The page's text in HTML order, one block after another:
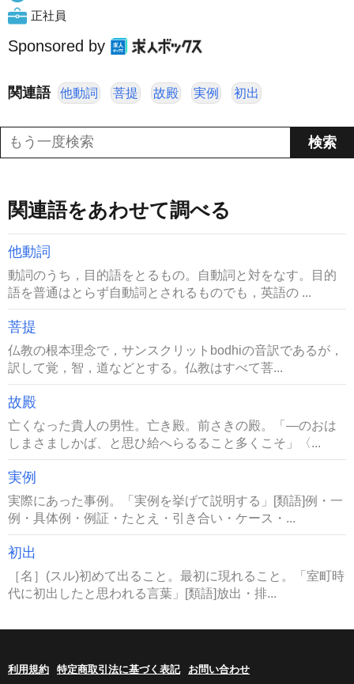
正社員
Sponsored by
関連語 他動詞 菩提 故殿 実例 初出
関連語をあわせて調べる
他動詞
動詞のうち，目的語をとるもの。自動詞と対をなす。目的
語を普通はとらず自動詞とされるものでも，英語の ...
菩提
仏教の根本理念で，サンスクリットbodhiの音訳であるが，
訳して覚，智，道などとする。仏教はすべて菩...
故殿
亡くなった貴人の男性。亡き殿。前さきの殿。「―のおは
しまさましかば、と思ひ給へらるること多くこそ」〈...
実例
実際にあった事例。「実例を挙げて説明する」[類語]例・一
例・具体例・例証・たとえ・引き合い・ケース・...
初出
［名］(スル)初めて出ること。最初に現れること。「室町時
代に初出したと思われる言葉」[類語]放出・排...
利用規約 特定商取引法に基づく表記 お問い合わせ